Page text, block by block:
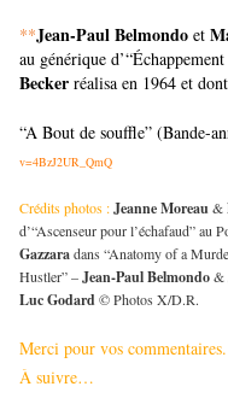
**Jean-Paul Belmondo et
au générique
Becker réalisa en 1964 et
“A Bout de souffle” (Bande-
v=4BzJ2UR_QmQ
Crédits photos :Jeanne Moreau&
d’“Ascenseur pour l’échafaud” au
Gazzaradans “Anatomy of a
Hustler” –Jean-Paul Belmondo&
Luc Godard© Photos X/D.R.
Merci pour vos commentaires.
À suivre…